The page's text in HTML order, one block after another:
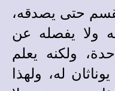
بقسم حتى يصدقه،
ولا يفصله عن
ولكنه يعلم
له، ولهذا